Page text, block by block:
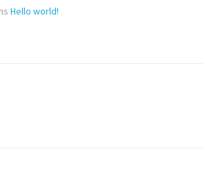
Hello world!